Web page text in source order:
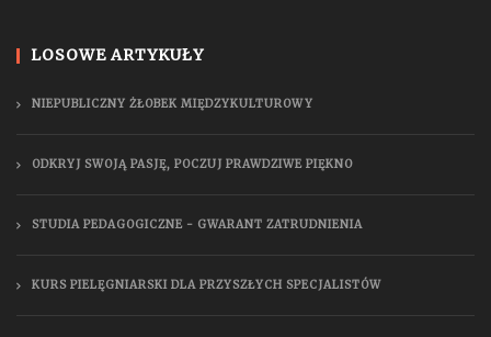
LOSOWE ARTYKUŁY
NIEPUBLICZNY ŻŁOBEK MIĘDZYKULTUROWY
ODKRYJ SWOJĄ PASJĘ, POCZUJ PRAWDZIWE PIĘKNO
STUDIA PEDAGOGICZNE - GWARANT ZATRUDNIENIA
KURS PIELĘGNIARSKI DLA PRZYSZŁYCH SPECJALISTÓW